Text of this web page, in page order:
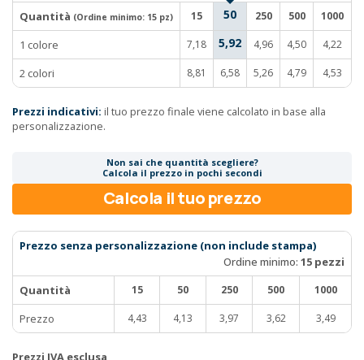
Quantità (Ordine minimo: 15 pz) 15 50 250 500 1000
1 colore 7,18 5,92 4,96 4,50 4,22
2 colori 8,81 6,58 5,26 4,79 4,53
Prezzi indicativi: il tuo prezzo finale viene calcolato in base alla
personalizzazione.
Non sai che quantità scegliere?
Calcola il prezzo in pochi secondi
Calcola il tuo prezzo
Prezzo senza personalizzazione (non include stampa)
Ordine minimo: 15 pezzi
Quantità
15 50 250 500 1000
Prezzo 4,43 4,13 3,97 3,62 3,49
Prezzi IVA esclusa